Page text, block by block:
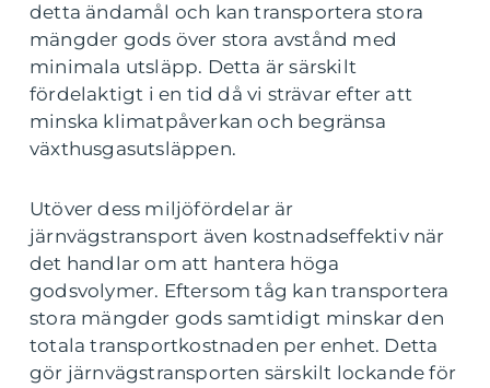
detta ändamål och kan transportera stora
mängder gods över stora avstånd med
minimala utsläpp. Detta är särskilt
fördelaktigt i en tid då vi strävar efter att
minska klimatpåverkan och begränsa
växthusgasutsläppen.
Utöver dess miljöfördelar är
järnvägstransport även kostnadseffektiv när
det handlar om att hantera höga
godsvolymer. Eftersom tåg kan transportera
stora mängder gods samtidigt minskar den
totala transportkostnaden per enhet. Detta
gör järnvägstransporten särskilt lockande för